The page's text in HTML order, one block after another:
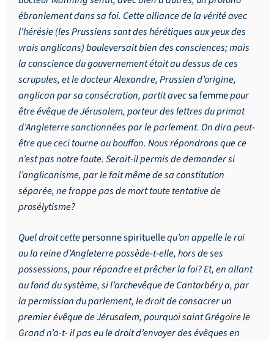
ébranlement dans sa foi. Cette alliance de la vérité avec
l’hérésie (les Prussiens sont des hérétiques aux yeux des
vrais anglicans) bouleversait bien des consciences; mais
la conscience du gouvernement était au dessus de ces
scrupules, et le docteur Alexandre, Prussien d’origine,
anglican par sa consécration, partit avecsa femmepour
être évêque de Jérusalem, porteur des lettres du primat
d’Angleterre sanctionnées par le parlement. On dira peut-
être que ceci tourne au bouffon. Nous répondrons que ce
n’est pas notre faute. Serait-il permis de demander si
l’anglicanisme, par le fait même de sa constitution
séparée, ne frappe pas de mort toute tentative de
prosélytisme?
Quel droit cettepersonne spirituellequ’on appelle le roi
ou la reine d’Angleterre possède-t-elle, hors de ses
possessions, pour répandre et prêcher la foi? Et, en allant
au fond du système, si l’archevêque de Cantorbéry a, par
la permission du parlement, le droit de consacrer un
premier évêque de Jérusalem, pourquoi saint Grégoire le
Grand n’a-t- il pas eu le droit d’envoyer des évêques en